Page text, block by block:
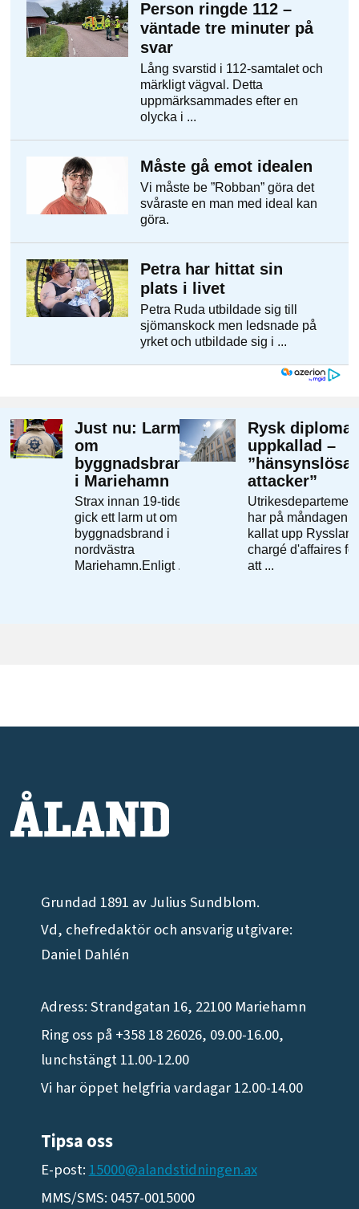
Grundad 1891 av Julius Sundblom.
Vd, chefredaktör och ansvarig utgivare:
Daniel Dahlén
Adress: Strandgatan 16, 22100 Mariehamn
Ring oss på +358 18 26026, 09.00-16.00,
lunchstängt 11.00-12.00
Vi har öppet helgfria vardagar 12.00-14.00
Tipsa oss
E-post: 15000@alandstidningen.ax
MMS/SMS: 0457-0015000